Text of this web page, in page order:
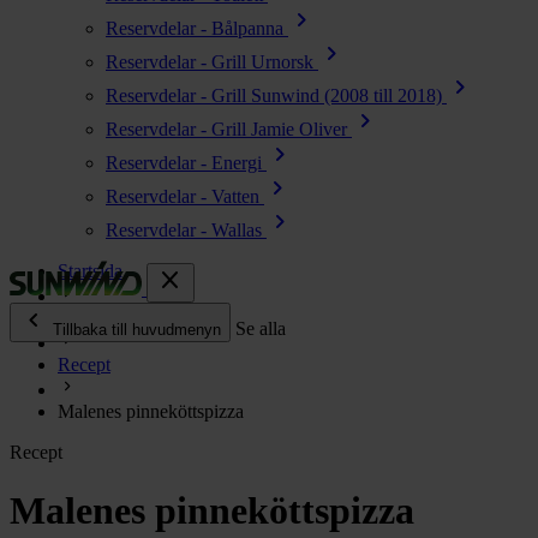
Reservdelar - Bålpanna chevron_right
Reservdelar - Grill Urnorsk chevron_right
Reservdelar - Grill Sunwind (2008 till 2018) chevron_right
Reservdelar - Grill Jamie Oliver chevron_right
Reservdelar - Energi chevron_right
Reservdelar - Vatten chevron_right
Reservdelar - Wallas
chevron_right
close
chevron_left
Tillbaka till huvudmenyn Se alla
Energi
chevron_right
Vatten chevron_right
Startsida
Recept
Malenes pinneköttspizza
Recept
Malenes pinneköttspizza